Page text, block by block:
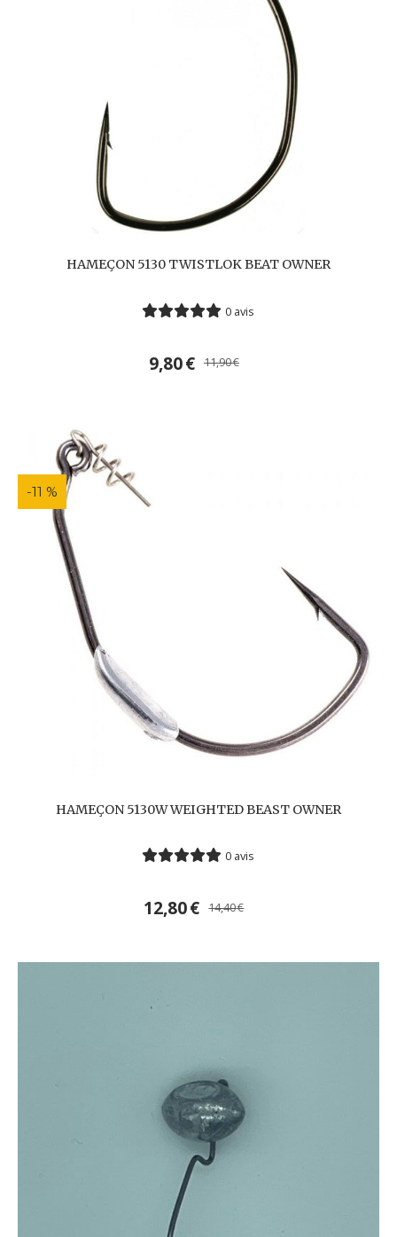
HAMEÇON 5130 TWISTLOK BEAT OWNER
0 avis
9,80€ 11,90€
-11 %
HAMEÇON 5130W WEIGHTED BEAST OWNER
0 avis
12,80€ 14,40€